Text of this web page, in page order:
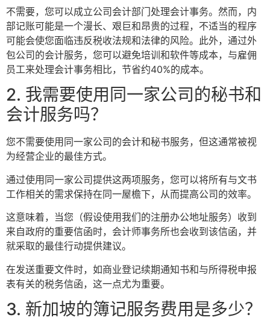
不需要，您可以成立公司会计部门处理会计事务。然而，内
部记账可能是一个漫长、艰巨和昂贵的过程，不适当的程序
可能会使您面临违反税收法规和法律的风险。此外，通过外
包公司的会计服务，您可以避免培训和软件等成本，与雇佣
员工来处理会计事务相比，节省约40%的成本。
2. 我需要使用同一家公司的秘书和
会计服务吗？
您不需要使用同一家公司的会计和秘书服务，但这通常被视
为经营企业的最佳方式。
通过使用同一家公司提供这两项服务，您可以将所有与文书
工作相关的需求保持在同一屋檐下，从而提高公司的效率。
这意味着，当您（假设使用我们的注册办公地址服务）收到
来自政府的重要信函时，会计师事务所也会收到该信函，并
就采取的最佳行动提供建议。
在发送重要文件时，如商业登记续期通知书和与所得税申报
表有关的税务信函，这一点尤为重要。
3. 新加坡的簿记服务费用是多少？